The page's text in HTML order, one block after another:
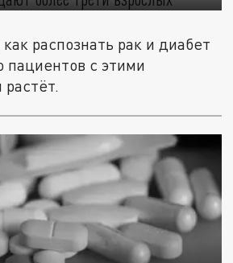
распознать рак и диабет
пациентов с этими